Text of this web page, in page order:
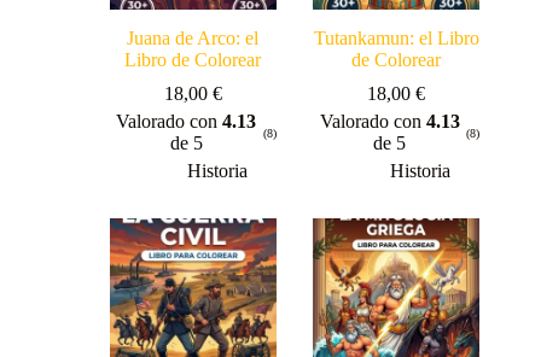
Juana de Arco: el
Libro de Colorear
18,00 €
Valorado con4.13
de 5
(8)
Historia
Tutankamun: el Libro
de Colorear
18,00€
Valorado con 4.13
de 5
(8)
Historia